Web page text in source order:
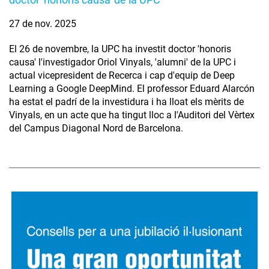
27 de nov. 2025
El 26 de novembre, la UPC ha investit doctor 'honoris
causa' l'investigador Oriol Vinyals, 'alumni' de la UPC i
actual vicepresident de Recerca i cap d'equip de Deep
Learning a Google DeepMind. El professor Eduard Alarcón
ha estat el padrí de la investidura i ha lloat els mèrits de
Vinyals, en un acte que ha tingut lloc a l'Auditori del Vèrtex
del Campus Diagonal Nord de Barcelona.